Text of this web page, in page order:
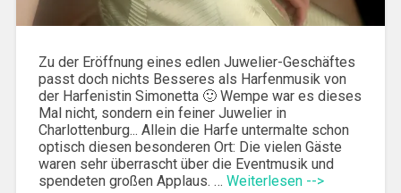
Zu der Eröffnung eines edlen Juwelier-Geschäftes
passt doch nichts Besseres als Harfenmusik von
der Harfenistin Simonetta 🙂 Wempe war es dieses
Mal nicht, sondern ein feiner Juwelier in
Charlottenburg... Allein die Harfe untermalte schon
optisch diesen besonderen Ort: Die vielen Gäste
waren sehr überrascht über die Eventmusik und
spendeten großen Applaus. … Weiterlesen -->